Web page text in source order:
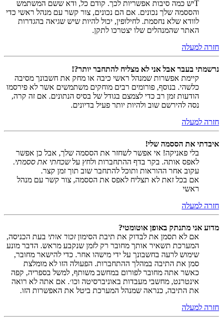
Tיש כמה סיבות אפשריות לכך. קודם כל, ודא ששם המשתמש
והססמה שלך נכונים. אם הם נכונים, צור קשר עם מנהל ראשי כדי
לוודא שלא נחסמת. לחילופין, יכול להיות שיש שגיאה בהגדרות
האתר שהמנהלים שלו יצטרכו לתקן.
חזרה למעלה
נרשמתי בעבר אבל אני לא מצליח להתחבר יותר?!
קיימת אפשרות שמנהל ראשי כיבה או מחק את חשבונך מסיבה
כלשהי. בנוסף, פורומים רבים מוחקים משתמשים אשר לא פירסמו
הודעות זמן רב כדי לצמצם בגודל של בסיס הנתונים. אם זה קרה,
נסה להירשם שוב ולהיות יותר פעיל בדיונים.
חזרה למעלה
איבדתי את הססמה שלי!
בלי פאניקה! אי אפשר לשחזר את הססמה שלך, אבל כן אפשר
לאפס אותה. בקר בדף ההתחברות ולחץ עלשכחתי את ססמתי.
עקוב אחר ההוראות ותוכל להתחבר שוב תוך זמן קצר.
אם בכל זאת לא תצליח לאפס את הססמה, צור קשר עם מנהל
ראשי
חזרה למעלה
מדוע אני מתנתק באופן אוטומטי?
אם לא תסמן את לבדוק את תיבת הסימוןזכור אותי בעת הכניסה,
המערכת תשאיר אותך מחובר רק לזמן שנקבע מראש. הדבר מונע
שימוש לרעה בחשבונך על ידי מישהו אחר. כדי להישאר מחובר,
סמן את התיבה במהלך ההתחברות. הפעולה הזו לא מומלצת
כאשר אתה מחובר לפורום במחשב משותף, למשל בספריה, קפה
אינטרנט, מחשבי מעבדות באוניברסיטה וכו׳. אם אתה לא רואה
את התיבה, כנראה שמנהל המערכת ביטל את האפשרות הזו.
חזרה למעלה